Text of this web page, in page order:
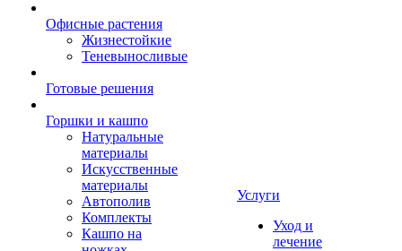
Офисные растения
Жизнестойкие
Теневыносливые
Готовые решения
Горшки и кашпо
Натуральные
материалы
Искусственные
материалы
Автополив
Комплекты
Кашпо на
Услуги
Уход и
лечение